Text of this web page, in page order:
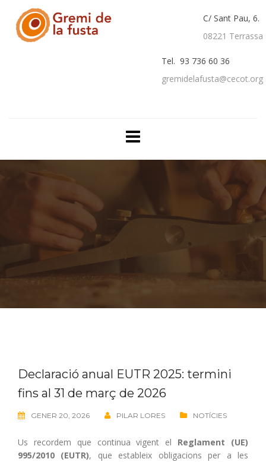
C/ Sant Pau, 6.
08221 Terrassa
Tel. 93 736 60 36
gremidelafusta@cecot.org
Declaració anual EUTR 2025: termini
fins al 31 de març de 2026
GENER 20, 2026 PILAR LORES NOTÍCIES
Us recordem que continua vigent el Reglament (UE)
995/2010 (EUTR), que estableix obligacions per a les